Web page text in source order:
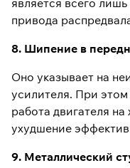
является всего
привода
8. Шипение в
Оно указывает на
усилителя. При
работа двигателя
ухудшение
9. Металлический